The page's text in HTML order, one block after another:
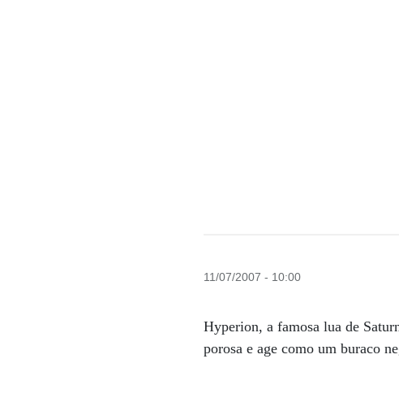
11/07/2007 - 10:00
Hyperion, a famosa lua de
porosa e age como um buraco